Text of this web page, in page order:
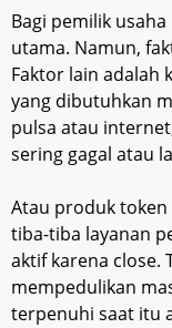
Bagi pemilik
utama. Namun,
Faktor lain adalah
yang dibutuhkan
pulsa atau
sering gagal atau
Atau produk
tiba-tiba layanan
aktif karena close.
mempedulikan
terpenuhi saat itu